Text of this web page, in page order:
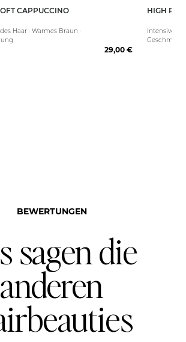
150 ml
CAPPUCCINO
Haar · Warmes Braun ·
29,00 €
80 ml HIGH
Intensive
BEWERTUNGEN
sagen die
anderen